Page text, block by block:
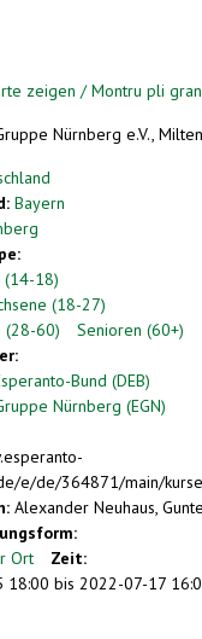
zeigen / Montru pli
Nürnberg e.V.,
Bayern
(14-18)
(18-27)
(28-60)
Senioren (60+)
Bund (DEB)
Nürnberg (EGN)
e/de/364871/main/kurse
Alexander Neuhaus,
Ort
Zeit:
18:00 bis 2022-07-17